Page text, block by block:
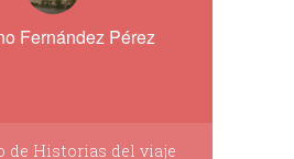
Fernández Pérez
de Historias del viaje